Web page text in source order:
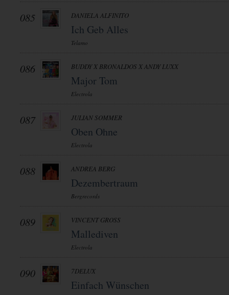
085 DANIELA ALFINITO
Ich Geb Alles
Telamo
086 BUDDY X BRONALDOS X ANDY LUXX
Major Tom
Electrola
087 JULIAN SOMMER
Oben Ohne
Electrola
088 ANDREA BERG
Dezembertraum
Bergrecords
089 VINCENT GROSS
Mallediven
Electrola
090 7DELUX
Einfach Wünschen